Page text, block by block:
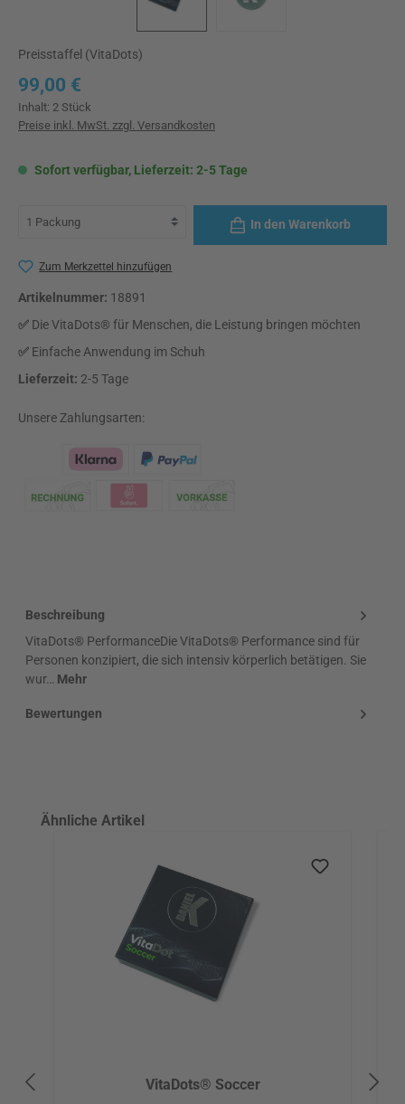
Preisstaffel (VitaDots)
Regulärer Preis:
99,00 €
Inhalt: 2 Stück
Preise inkl. MwSt. zzgl. Versandkosten
Sofort verfügbar, Lieferzeit: 2-5 Tage
In den Warenkorb
Zum Merkzettel hinzufügen
Artikelnummer: 18891
✅ Die VitaDots® für Menschen, die Leistung bringen möchten
✅ Einfache Anwendung im Schuh
Lieferzeit: 2-5 Tage
Unsere Zahlungsarten:
Beschreibung
VitaDots® PerformanceDie VitaDots® Performance sind für
Personen konzipiert, die sich intensiv körperlich betätigen. Sie
wur… Mehr
Bewertungen
Produktgalerie überspringen
Ähnliche Artikel
VitaDots® Soccer